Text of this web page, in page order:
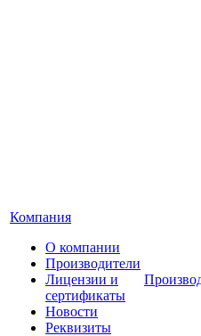
Компания
О компании
Производители
Лицензии и
сертификаты
Новости
Реквизиты